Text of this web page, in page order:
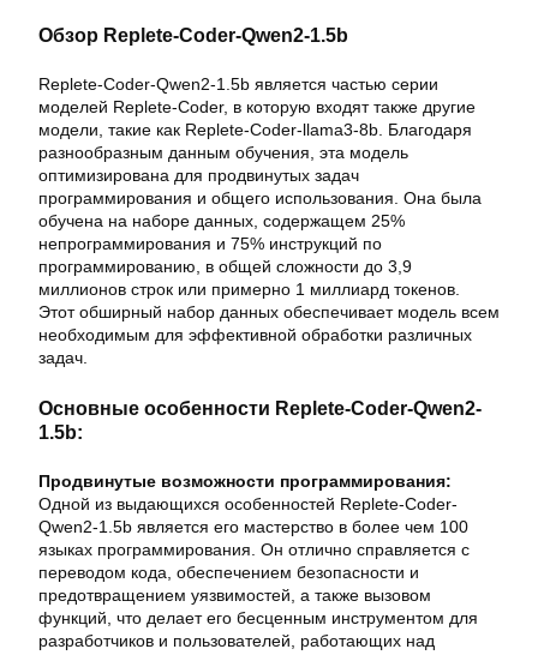
Обзор Replete-Coder-Qwen2-1.5b
Replete-Coder-Qwen2-1.5b является частью серии
моделей Replete-Coder, в которую входят также другие
модели, такие как Replete-Coder-llama3-8b. Благодаря
разнообразным данным обучения, эта модель
оптимизирована для продвинутых задач
программирования и общего использования. Она была
обучена на наборе данных, содержащем 25%
непрограммирования и 75% инструкций по
программированию, в общей сложности до 3,9
миллионов строк или примерно 1 миллиард токенов.
Этот обширный набор данных обеспечивает модель всем
необходимым для эффективной обработки различных
задач.
Основные особенности Replete-Coder-Qwen2-
1.5b:
Продвинутые возможности программирования:
Одной из выдающихся особенностей Replete-Coder-
Qwen2-1.5b является его мастерство в более чем 100
языках программирования. Он отлично справляется с
переводом кода, обеспечением безопасности и
предотвращением уязвимостей, а также вызовом
функций, что делает его бесценным инструментом для
разработчиков и пользователей, работающих над